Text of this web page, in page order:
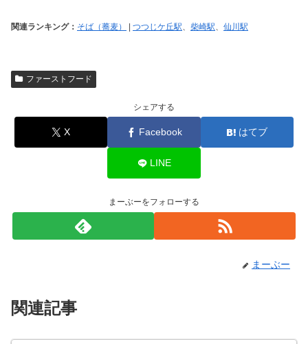
関連ランキング： そば（蕎麦） | つつじケ丘駅、 柴崎駅、 仙川駅
ファーストフード
シェアする
X Facebook はてブ
LINE
まーぶーをフォローする
まーぶー
関連記事